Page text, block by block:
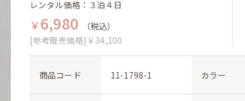
レンタル価格：３泊４日
￥6,980
（税込）
[参考販売価格]￥34,100
商品コード 11-1798-1 カラー